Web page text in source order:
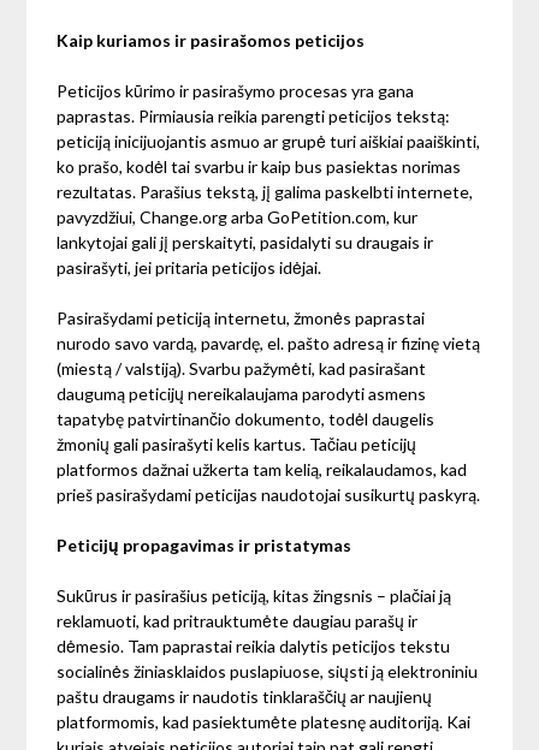
Kaip kuriamos ir pasirašomos peticijos
Peticijos kūrimo ir pasirašymo procesas yra gana
paprastas. Pirmiausia reikia parengti peticijos tekstą:
peticiją inicijuojantis asmuo ar grupė turi aiškiai paaiškinti,
ko prašo, kodėl tai svarbu ir kaip bus pasiektas norimas
rezultatas. Parašius tekstą, jį galima paskelbti internete,
pavyzdžiui, Change.org arba GoPetition.com, kur
lankytojai gali jį perskaityti, pasidalyti su draugais ir
pasirašyti, jei pritaria peticijos idėjai.
Pasirašydami peticiją internetu, žmonės paprastai
nurodo savo vardą, pavardę, el. pašto adresą ir fizinę vietą
(miestą / valstiją). Svarbu pažymėti, kad pasirašant
daugumą peticijų nereikalaujama parodyti asmens
tapatybę patvirtinančio dokumento, todėl daugelis
žmonių gali pasirašyti kelis kartus. Tačiau peticijų
platformos dažnai užkerta tam kelią, reikalaudamos, kad
prieš pasirašydami peticijas naudotojai susikurtų paskyrą.
Peticijų propagavimas ir pristatymas
Sukūrus ir pasirašius peticiją, kitas žingsnis – plačiai ją
reklamuoti, kad pritrauktumėte daugiau parašų ir
dėmesio. Tam paprastai reikia dalytis peticijos tekstu
socialinės žiniasklaidos puslapiuose, siųsti ją elektroniniu
paštu draugams ir naudotis tinklaraščių ar naujienų
platformomis, kad pasiektumėte platesnę auditoriją. Kai